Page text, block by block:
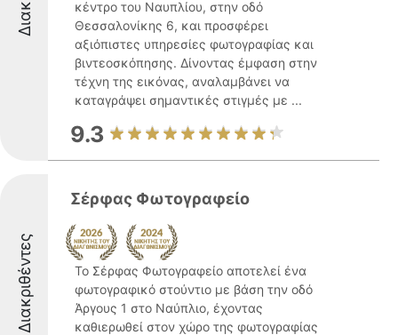
κέντρο του Ναυπλίου, στην οδό
Θεσσαλονίκης 6, και προσφέρει
αξιόπιστες υπηρεσίες φωτογραφίας και
βιντεοσκόπησης. Δίνοντας έμφαση στην
τέχνη της εικόνας, αναλαμβάνει να
καταγράψει σημαντικές στιγμές με ...
9.3
Διακριθέντες
Σέρφας Φωτογραφείο
Το Σέρφας Φωτογραφείο αποτελεί ένα
φωτογραφικό στούντιο με βάση την οδό
Άργους 1 στο Ναύπλιο, έχοντας
καθιερωθεί στον χώρο της φωτογραφίας